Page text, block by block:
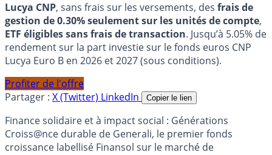
Lucya CNP, sans frais sur les versements, des frais de
gestion de 0.30% seulement sur les unités de compte,
ETF éligibles sans frais de transaction. Jusqu’à 5.05% de
rendement sur la part investie sur le fonds euros CNP
Lucya Euro B en 2026 et 2027 (sous conditions).
Profiter de l'offre
Partager : X (Twitter) LinkedIn Copier le lien
Finance solidaire et à impact social : Générations
Croiss@nce durable de Generali, le premier fonds
croissance labellisé Finansol sur le marché de